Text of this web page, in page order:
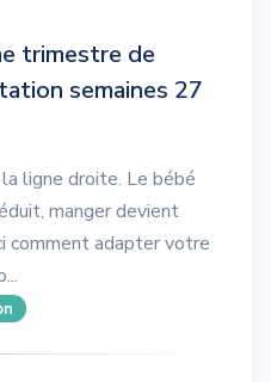
trimestre de
semaines 27
ligne droite. Le bébé
manger devient
comment adapter votre